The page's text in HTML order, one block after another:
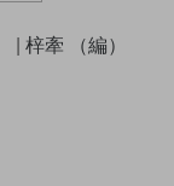
| 梓牽 （編）